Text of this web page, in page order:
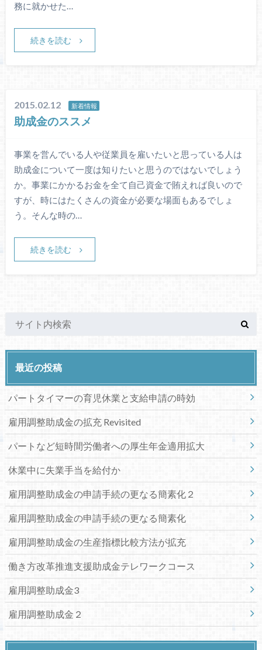
務に就かせた…
続きを読む
2015.02.12 新着情報
助成金のススメ
事業を営んでいる人や従業員を雇いたいと思っている人は
助成金について一度は知りたいと思うのではないでしょう
か。事業にかかるお金を全て自己資金で賄えれば良いので
すが、時にはたくさんの資金が必要な場面もあるでしょ
う。そんな時の…
続きを読む
最近の投稿
パートタイマーの育児休業と支給申請の時効
雇用調整助成金の拡充 Revisited
パートなど短時間労働者への厚生年金適用拡大
休業中に失業手当を給付か
雇用調整助成金の申請手続の更なる簡素化２
雇用調整助成金の申請手続の更なる簡素化
雇用調整助成金の生産指標比較方法が拡充
働き方改革推進支援助成金テレワークコース
雇用調整助成金3
雇用調整助成金２